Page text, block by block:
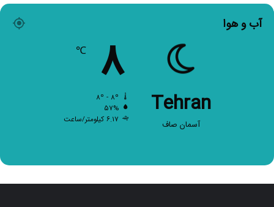
آب و هوا
Tehran
آسمان صاف
۸
۵۷%
۶.۱۷ کیلومتر/ساعت